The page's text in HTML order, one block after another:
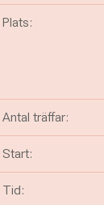
Plats:
Antal träffar:
Start:
Tid: